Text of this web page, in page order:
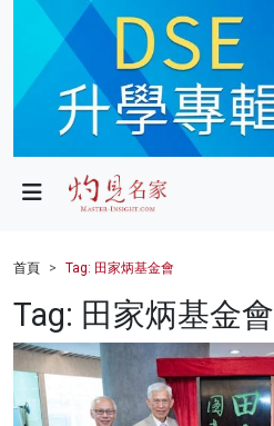
政局
財經
健康
商業
首頁 Tag: 田家炳基金會
Tag: 田家炳基金會